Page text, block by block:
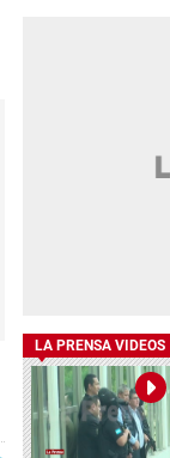
LA PRENSA VIDEOS